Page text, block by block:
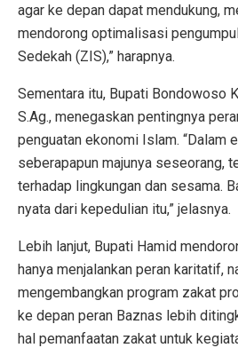
agar ke depan dapat mendukung,
mendorong optimalisasi
Sedekah (ZIS),” harapnya.
Sementara itu, Bupati Bondowoso
S.Ag., menegaskan pentingnya
penguatan ekonomi Islam. “Dalam
seberapapun majunya seseorang,
terhadap lingkungan dan sesama.
nyata dari kepedulian itu,” jelasnya.
Lebih lanjut, Bupati Hamid
hanya menjalankan peran karitatif,
mengembangkan program zakat
ke depan peran Baznas lebih
hal pemanfaatan zakat untuk